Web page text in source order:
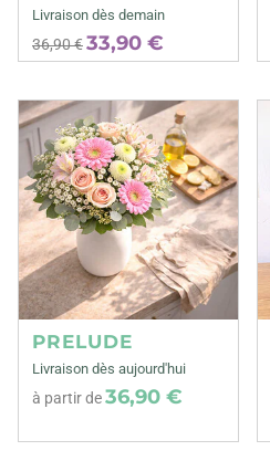
Livraison dès demain
36,90 €33,90 €
PRELUDE
Livraison dès aujourd'hui
à partir de36,90 €